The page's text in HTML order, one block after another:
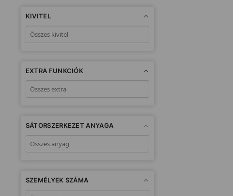
KIVITEL
EXTRA FUNKCIÓK
SÁTORSZERKEZET ANYAGA
SZEMÉLYEK SZÁMA